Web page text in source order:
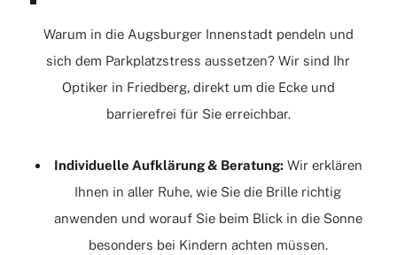
Warum in die Augsburger Innenstadt pendeln und
sich dem Parkplatzstress aussetzen? Wir sind Ihr
Optiker in Friedberg, direkt um die Ecke und
barrierefrei für Sie erreichbar.
Individuelle Aufklärung & Beratung:Wir erklären
Ihnen in aller Ruhe, wie Sie die Brille richtig
anwenden und worauf Sie beim Blick in die Sonne
besonders bei Kindern achten müssen.